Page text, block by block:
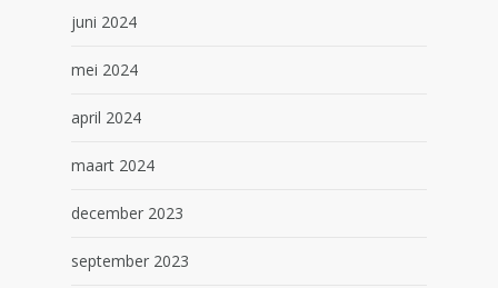
juni 2024
mei 2024
april 2024
maart 2024
december 2023
september 2023